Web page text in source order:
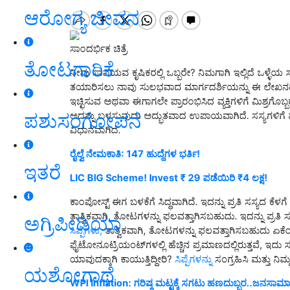
ಆರೋಗ್ಯ ಜೀವನ
ತೋಟಗಾರಿಕೆ
ಪಶುಸಂಗೋಪನೆ
ಇತರೆ
ಅಗ್ರಿಪೀಡಿಯಾ
ಯಶೋಗಾಥೆ
ಸಾಂದರ್ಭಿಕ ಚಿತ್ರೆ
ನೀವು ಸಾವಯವ ಕೃಷಿಕರಲ್ಲಿ ಒಬ್ಬರೇ? ನಿಮಗಾಗಿ ಇಲ್ಲಿದೆ ಒಳ್ಳೆಯ
ತಯಾರಿಸಲು ನಾವು ಸುಲಭವಾದ ಮಾರ್ಗದರ್ಶಿಯನ್ನು ಈ
ಇಚ್ಛಿಸುವ ಅಥವಾ ಈಗಾಗಲೇ ಪ್ರಾರಂಭಿಸಿದ ವ್ಯಕ್ತಿಗಳಿಗೆ
ಅದನ್ನು ಬಳಸುವುದು ಅದ್ಭುತವಾದ ಉಪಾಯವಾಗಿದೆ. ಸಸ್ಯಗಳಿಗೆ
ವಿಧಾನವಾಗಿದೆ.
ರೈಲ್ವೆ ನೇಮಕಾತಿ: 147 ಹುದ್ದೆಗಳ ಭರ್ತಿ!
LIC BIG Scheme! Invest ₹ 29 ಪಡೆಯಿರಿ ₹4 ಲಕ್ಷ!
ಕಾಂಪೋಸ್ಟ್ ಈಗ ಬಳಕೆಗೆ ಸಿದ್ಧವಾಗಿದೆ. ಇದನ್ನು ಪ್ರತಿ ಸಸ್ಯದ ಕೆಳಗೆ
ತಾತ್ವಿಕವಾಗಿ, ತೋಟಗಳನ್ನು ಫಲವತ್ತಾಗಿಸಬಹುದು. ಇದನ್ನು ಪ್ರತಿ
ಸಿಪ್ಪೆಗಳು,ತಾತ್ವಿಕವಾಗಿ, ತೋಟಗಳನ್ನು ಫಲವತ್ತಾಗಿಸಬಹುದು
ಫೈಟೋನೂಟ್ರಿಯಂಟ್‌ಗಳಲ್ಲಿ ಹೆಚ್ಚಿನ ಪ್ರಮಾಣದಲ್ಲಿರುತ್ತವೆ, ಇದು
ಯಾವುದಕ್ಕಾಗಿ ಕಾಯುತ್ತಿದ್ದೀರಿ? ಸಿಪ್ಪೆಗಳನ್ನುಸಂಗ್ರಹಿಸಿ ಮತ್ತು
WPI Inflation: ಗರಿಷ್ಠ ಮಟ್ಟಕ್ಕೆ ಸಗಟು